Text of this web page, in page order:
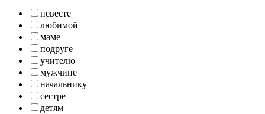
невесте
любимой
маме
подруге
учителю
мужчине
начальнику
сестре
детям